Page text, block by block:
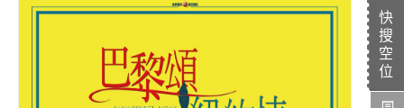
快
搜
空
位
MUCROWN